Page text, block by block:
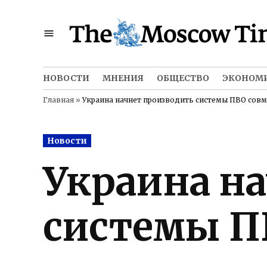
НОВОСТИ МНЕНИЯ ОБЩЕСТВО
Главная »Украина начнет производить системы ПВО
Posted
in
Новости
Украина
системы